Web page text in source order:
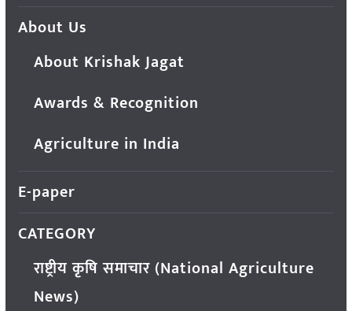
About Us
About Krishak Jagat
Awards & Recognition
Agriculture in India
E-paper
CATEGORY
राष्ट्रीय कृषि समाचार (National Agriculture
News)